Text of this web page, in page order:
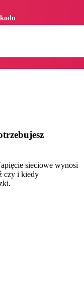
sieciowe wynosi
czy i kiedy